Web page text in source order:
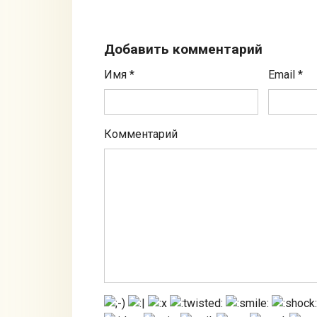
Добавить комментарий
Имя * Email*
Комментарий